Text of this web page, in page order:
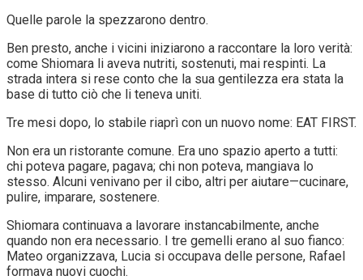
Quelle parole la spezzarono dentro.
Ben presto, anche i vicini iniziarono a raccontare la loro verità:
come Shiomara li aveva nutriti, sostenuti, mai respinti. La
strada intera si rese conto che la sua gentilezza era stata la
base di tutto ciò che li teneva uniti.
Tre mesi dopo, lo stabile riaprì con un nuovo nome: EAT FIRST.
Non era un ristorante comune. Era uno spazio aperto a tutti:
chi poteva pagare, pagava; chi non poteva, mangiava lo
stesso. Alcuni venivano per il cibo, altri per aiutare—cucinare,
pulire, imparare, sostenere.
Shiomara continuava a lavorare instancabilmente, anche
quando non era necessario. I tre gemelli erano al suo fianco:
Mateo organizzava, Lucia si occupava delle persone, Rafael
formava nuovi cuochi.